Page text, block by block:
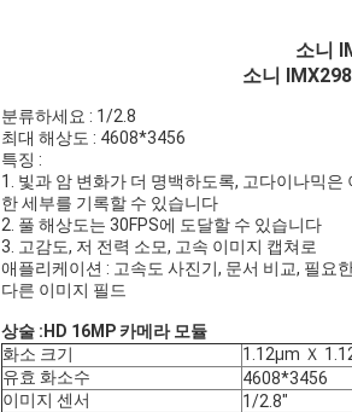
소니
소니
분류하세요 : 1/2.8
최대 해상도 : 4608*3456
특징 :
1. 빛과 암 변화가 더 명백하도록, 고다이나믹
한 세부를 기록할 수 있습니다
2. 풀 해상도는 30FPS에 도달할 수 있습니다
3. 고감도, 저 전력 소모, 고속 이미지 캡쳐로
애플리케이션 : 고속도 사진기, 문서 비교, 필요
다른 이미지 필드
상술 :HD 16MP 카메라 모듈
화소 크기
1.12μm Ｘ
유효 화소수
4608*3456
이미지 센서
1/2.8"